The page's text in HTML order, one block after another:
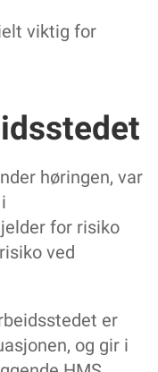
viktig for
høringen, var
for risiko
ved
er
og gir i